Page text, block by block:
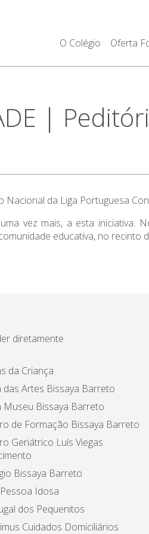
O Colégio Oferta
|
da Liga Portuguesa
vez mais, a esta
educativa, no recinto
diretamente
da Criança
das Artes Bissaya Barreto
Museu Bissaya Barreto
de Formação Bissaya Barreto
Geriátrico Luís Viegas
Bissaya Barreto
Idosa
dos Pequenitos
Cuidados Domiciliários